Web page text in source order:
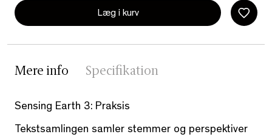
Læg i kurv
Mere info Specifikation
Sensing Earth 3: Praksis
Tekstsamlingen samler stemmer og perspektiver